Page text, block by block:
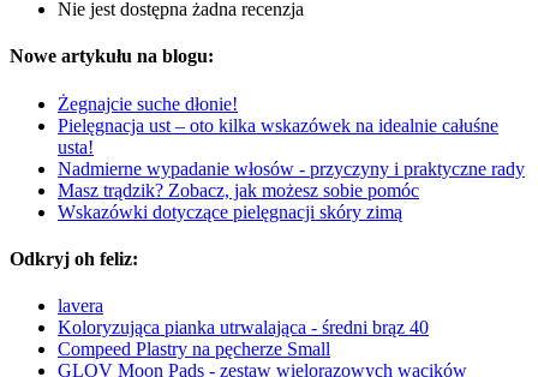
Nie jest dostępna żadna recenzja
Nowe artykułu na blogu:
Żegnajcie suche dłonie!
Pielęgnacja ust – oto kilka wskazówek na idealnie całuśne
usta!
Nadmierne wypadanie włosów - przyczyny i praktyczne rady
Masz trądzik? Zobacz, jak możesz sobie pomóc
Wskazówki dotyczące pielęgnacji skóry zimą
Odkryj oh feliz:
lavera
Koloryzująca pianka utrwalająca - średni brąz 40
Compeed Plastry na pęcherze Small
GLOV Moon Pads - zestaw wielorazowych wacików